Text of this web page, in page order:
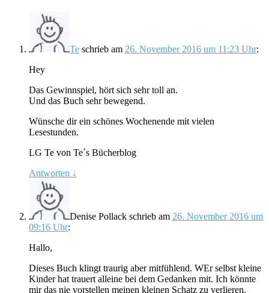
Te schrieb am 26. November 2016 um 11:23 Uhr:
Hey
Das Gewinnspiel, hört sich sehr toll an.
Und das Buch sehr bewegend.
Wünsche dir ein schönes Wochenende mit vielen
Lesestunden.
LG Te von Te´s Bücherblog
Antworten ↓
Denise Pollack schrieb am 26. November 2016 um
09:16 Uhr:
Hallo,
Dieses Buch klingt traurig aber mitfühlend. WEr selbst kleine
Kinder hat trauert alleine bei dem Gedanken mit. Ich könnte
mir das nie vorstellen meinen kleinen Schatz zu verlieren.